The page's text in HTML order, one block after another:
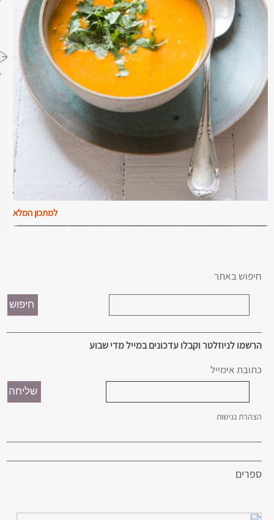
למתכון המלא
חיפוש באתר
הרשמו לניוזלטר וקבלו עדכונים במייל מדי שבוע
כתובת אימייל
הצהרת נגישות
ספרים